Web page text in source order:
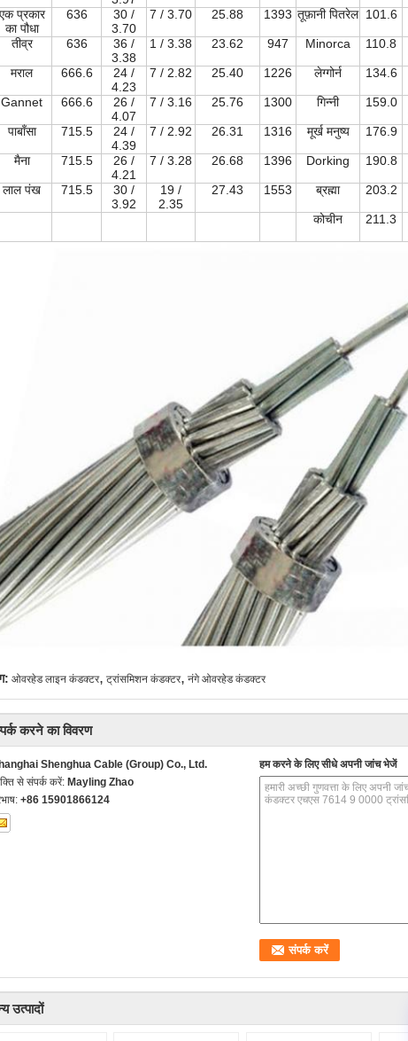
प्रकार
का पौधा
636
30 /
3.70
7 / 3.70 25.88 1393 तूफ़ानी पितरेल 101.6
तीव्र 636
36 /
3.38
1 / 3.38 23.62 947 Minorca 110.8
मराल 666.6
24 /
4.23
7 / 2.82 25.40 1226 लेग्गोर्न 134.6
Gannet 666.6
26 /
4.07
7 / 3.16 25.76 1300 गिन्नी 159.0
पाबाँसा 715.5
24 /
4.39
7 / 2.92 26.31 1316 मूर्ख मनुष्य 176.9
मैना 715.5
26 /
4.21
7 / 3.28 26.68 1396 Dorking 190.8
लाल पंख 715.5
30 /
3.92
19 /
2.35
27.43 1553 ब्रह्मा 203.2
कोचीन 211.3
ओवरहेड लाइन कंडक्टर, ट्रांसमिशन कंडक्टर, नंगे ओवरहेड कंडक्टर
करने का विवरण
Shenghua Cable (Group) Co., Ltd.
से संपर्क करें: Mayling Zhao
+86 15901866124
हम करने के लिए सीधे अपनी जांच भेजें
उत्पादों